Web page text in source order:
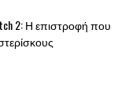
2: Η επιστροφή που